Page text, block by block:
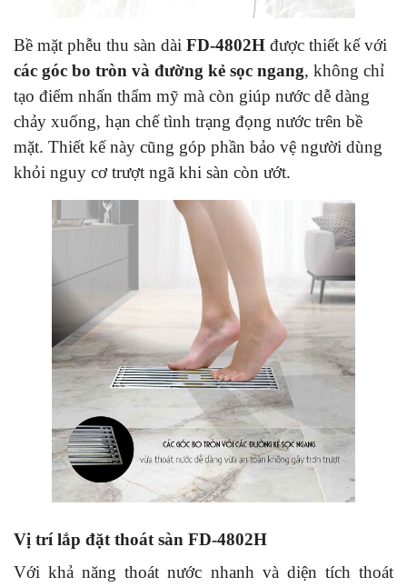
Bề mặt phễu thu sàn dài FD-4802H được thiết kế với
các góc bo tròn và đường kẻ sọc ngang, không chỉ
tạo điểm nhấn thẩm mỹ mà còn giúp nước dễ dàng
chảy xuống, hạn chế tình trạng đọng nước trên bề
mặt. Thiết kế này cũng góp phần bảo vệ người dùng
khỏi nguy cơ trượt ngã khi sàn còn ướt.
Vị trí lắp đặt thoát sàn FD-4802H
Với khả năng thoát nước nhanh và diện tích thoát